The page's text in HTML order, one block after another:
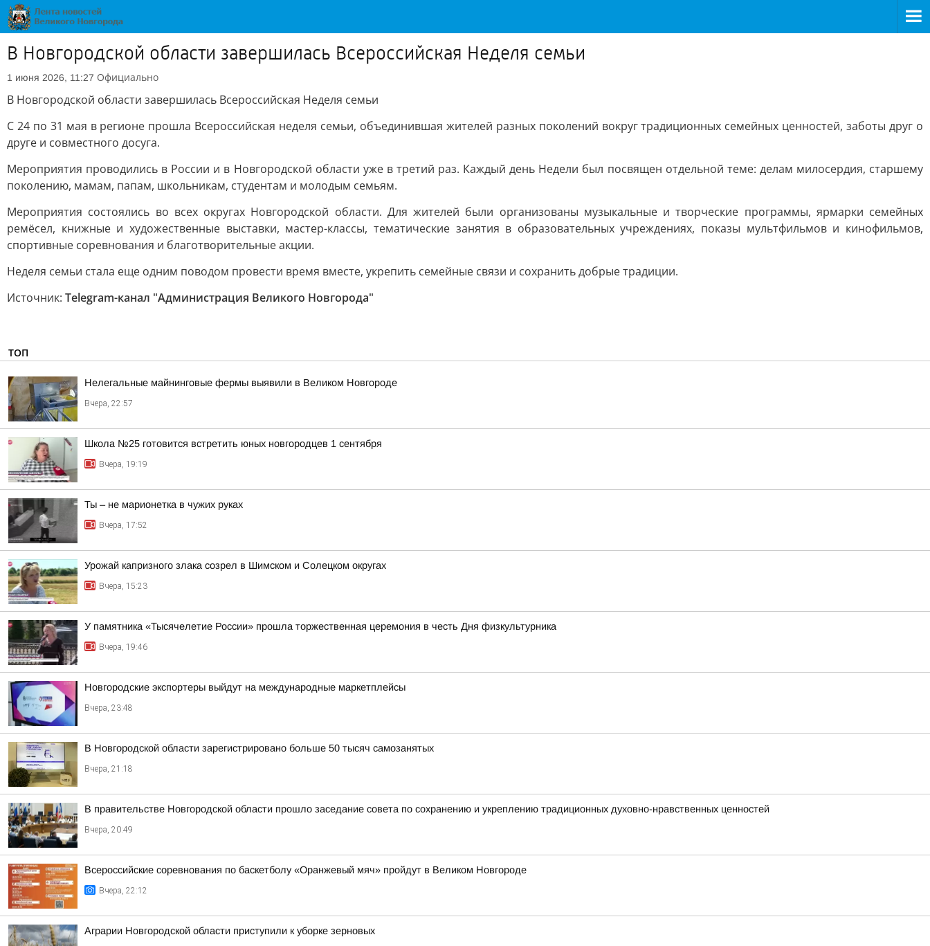
В Новгородской области завершилась Всероссийская Неделя семьи
1 июня 2026, 11:27 Официально
В Новгородской области завершилась Всероссийская Неделя семьи
С 24 по 31 мая в регионе прошла Всероссийская неделя семьи, объединившая жителей разных поколений вокруг традиционных семейных ценностей, заботы друг о
друге и совместного досуга.
Мероприятия проводились в России и в Новгородской области уже в третий раз. Каждый день Недели был посвящен отдельной теме: делам милосердия, старшему
поколению, мамам, папам, школьникам, студентам и молодым семьям.
Мероприятия состоялись во всех округах Новгородской области. Для жителей были организованы музыкальные и творческие программы, ярмарки семейных
ремёсел, книжные и художественные выставки, мастер-классы, тематические занятия в образовательных учреждениях, показы мультфильмов и кинофильмов,
спортивные соревнования и благотворительные акции.
Неделя семьи стала еще одним поводом провести время вместе, укрепить семейные связи и сохранить добрые традиции.
Источник: Telegram-канал "Администрация Великого Новгорода"
ТОП
Нелегальные майнинговые фермы выявили в Великом Новгороде
Вчера, 22:57
Школа №25 готовится встретить юных новгородцев 1 сентября
Вчера, 19:19
Ты – не марионетка в чужих руках
Вчера, 17:52
Урожай капризного злака созрел в Шимском и Солецком округах
Вчера, 15:23
У памятника «Тысячелетие России» прошла торжественная церемония в честь Дня физкультурника
Вчера, 19:46
Новгородские экспортеры выйдут на международные маркетплейсы
Вчера, 23:48
В Новгородской области зарегистрировано больше 50 тысяч самозанятых
Вчера, 21:18
В правительстве Новгородской области прошло заседание совета по сохранению и укреплению традиционных духовно-нравственных ценностей
Вчера, 20:49
Всероссийские соревнования по баскетболу «Оранжевый мяч» пройдут в Великом Новгороде
Вчера, 22:12
Аграрии Новгородской области приступили к уборке зерновых